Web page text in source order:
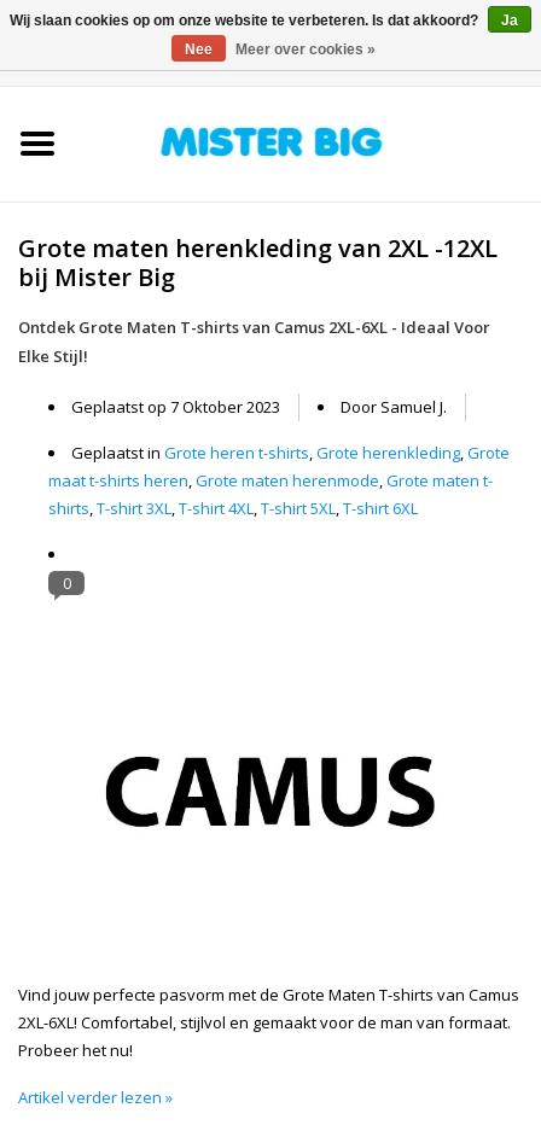
Onze Winkel
Contact
Merken
Grote maten herenkleding van 2XL -12XL
bij Mister Big
Ontdek Grote Maten T-shirts van Camus 2XL-6XL - Ideaal Voor
Elke Stijl!
Geplaatst op 7 Oktober 2023 Door Samuel J.
Geplaatst in Grote heren t-shirts,Grote herenkleding,Grote
maat t-shirts heren,Grote maten herenmode,Grote maten t-
shirts,T-shirt 3XL,T-shirt 4XL,T-shirt 5XL,T-shirt 6XL
0
Vind jouw perfecte pasvorm met de Grote Maten T-shirts van Camus
2XL-6XL! Comfortabel, stijlvol en gemaakt voor de man van formaat.
Probeer het nu!
Artikel verder lezen »
Wij slaan cookies op om onze website te verbeteren. Is dat akkoord?
Ja
Nee
Meer over cookies »